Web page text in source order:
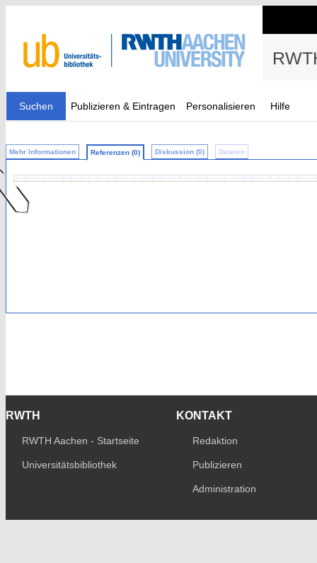
Suchen Publizieren & Eintragen Personalisieren Hilfe
Mehr Informationen Referenzen (0) Diskussion (0) Dateien
RWTH
RWTH Aachen - Startseite
Universitätsbibliothek
KONTAKT
Redaktion
Publizieren
Administration